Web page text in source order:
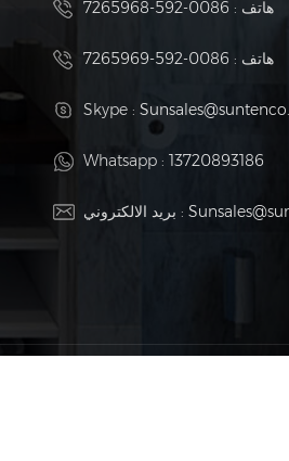
هاتف : 0086-592-7265968
هاتف : 0086-592-7265969
Skype :
Whatsapp :13720893186
بريد الالكتروني :